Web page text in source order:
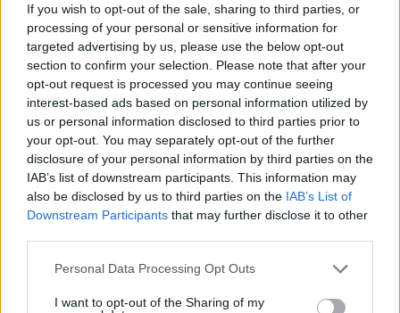
If you wish to opt-out of the sale, sharing to third parties, or
processing of your personal or sensitive information for
targeted advertising by us, please use the below opt-out
section to confirm your selection. Please note that after your
opt-out request is processed you may continue seeing
interest-based ads based on personal information utilized by
us or personal information disclosed to third parties prior to
your opt-out. You may separately opt-out of the further
disclosure of your personal information by third parties on the
IAB’s list of downstream participants. This information may
also be disclosed by us to third parties on the IAB’s List of
Downstream Participants that may further disclose it to other
Please note that this website/app uses one or more Google
not limited to your visit or usage behaviour. You may click to
Personal Data Processing Opt Outs
I want to opt-out of the Sharing of my
Σε δημόσια διαβούλευση το νέο δόγμα για το
μεταναστευτικό - Stop στις καραβιές με 5 μέτρα